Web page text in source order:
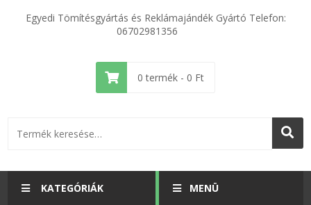
Egyedi Tömítésgyártás és Reklámajándék Gyártó Telefon:
06702981356
0 termék - 0 Ft
KATEGÓRIÁK MENÜ